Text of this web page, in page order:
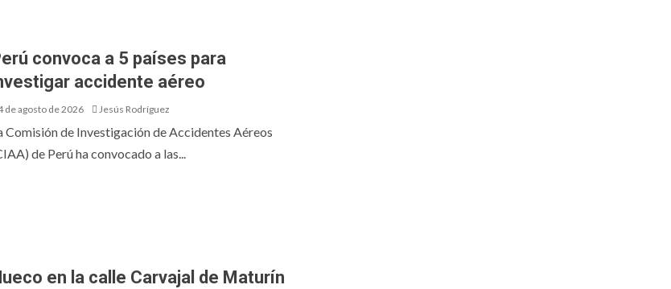
convoca a 5 países para
accidente aéreo
de agosto de 2026 Jesús Rodríguez
Comisión de Investigación de Accidentes Aéreos
de Perú ha convocado a las...
en la calle Carvajal de Maturín